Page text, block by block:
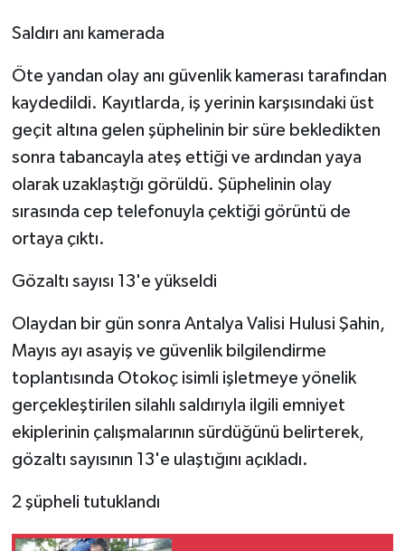
Saldırı anı kamerada
Öte yandan olay anı güvenlik kamerası tarafından
kaydedildi. Kayıtlarda, iş yerinin karşısındaki üst
geçit altına gelen şüphelinin bir süre bekledikten
sonra tabancayla ateş ettiği ve ardından yaya
olarak uzaklaştığı görüldü. Şüphelinin olay
sırasında cep telefonuyla çektiği görüntü de
ortaya çıktı.
Gözaltı sayısı 13'e yükseldi
Olaydan bir gün sonra Antalya Valisi Hulusi Şahin,
Mayıs ayı asayiş ve güvenlik bilgilendirme
toplantısında Otokoç isimli işletmeye yönelik
gerçekleştirilen silahlı saldırıyla ilgili emniyet
ekiplerinin çalışmalarının sürdüğünü belirterek,
gözaltı sayısının 13'e ulaştığını açıkladı.
2 şüpheli tutuklandı